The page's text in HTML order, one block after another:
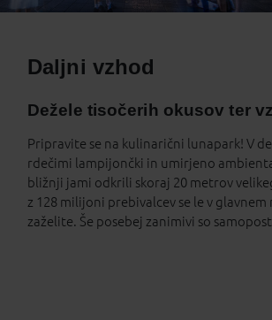
Daljni vzhod
Dežele tisočerih okusov ter
Pripravite se na kulinarični lunapark! V
rdečimi lampijončki in umirjeno
bližnji jami odkrili skoraj 20 metrov
z 128 milijoni prebivalcev se le v
zaželite. Še posebej zanimivi so